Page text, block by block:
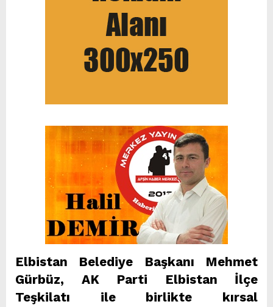
Elbistan Belediye Başkanı Mehmet
Gürbüz, AK Parti Elbistan İlçe
Teşkilatı ile birlikte kırsal